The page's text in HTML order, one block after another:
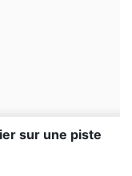
sur une piste